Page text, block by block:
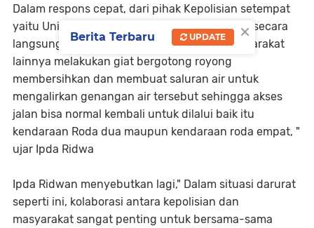
Dalam respons cepat, dari pihak Kepolisian setempat
yaitu Unit Lantas Polsek Kandis turun tangan secara
langsung berkolaborasi dengan elemen masyarakat
lainnya melakukan giat bergotong royong
membersihkan dan membuat saluran air untuk
mengalirkan genangan air tersebut sehingga akses
jalan bisa normal kembali untuk dilalui baik itu
kendaraan Roda dua maupun kendaraan roda empat, "
ujar Ipda Ridwa
Ipda Ridwan menyebutkan lagi," Dalam situasi darurat
seperti ini, kolaborasi antara kepolisian dan
masyarakat sangat penting untuk bersama-sama
×
Berita Terbaru UPDATE